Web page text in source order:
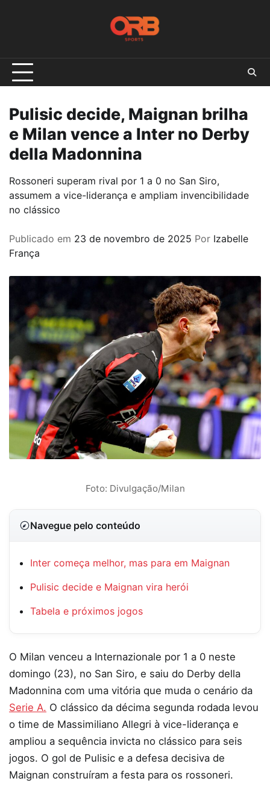
Pulisic decide, Maignan brilha
e Milan vence a Inter no Derby
della Madonnina
Rossoneri superam rival por 1 a 0 no San Siro,
assumem a vice-liderança e ampliam invencibilidade
no clássico
Publicado em 23 de novembro de 2025 Por Izabelle
França
Foto: Divulgação/Milan
Navegue pelo conteúdo
Inter começa melhor, mas para em Maignan
Pulisic decide e Maignan vira herói
Tabela e próximos jogos
O Milan venceu a Internazionale por 1 a 0 neste
domingo (23), no San Siro, e saiu do Derby della
Madonnina com uma vitória que muda o cenário da
Serie A. O clássico da décima segunda rodada levou
o time de Massimiliano Allegri à vice-liderança e
ampliou a sequência invicta no clássico para seis
jogos. O gol de Pulisic e a defesa decisiva de
Maignan construíram a festa para os rossoneri.